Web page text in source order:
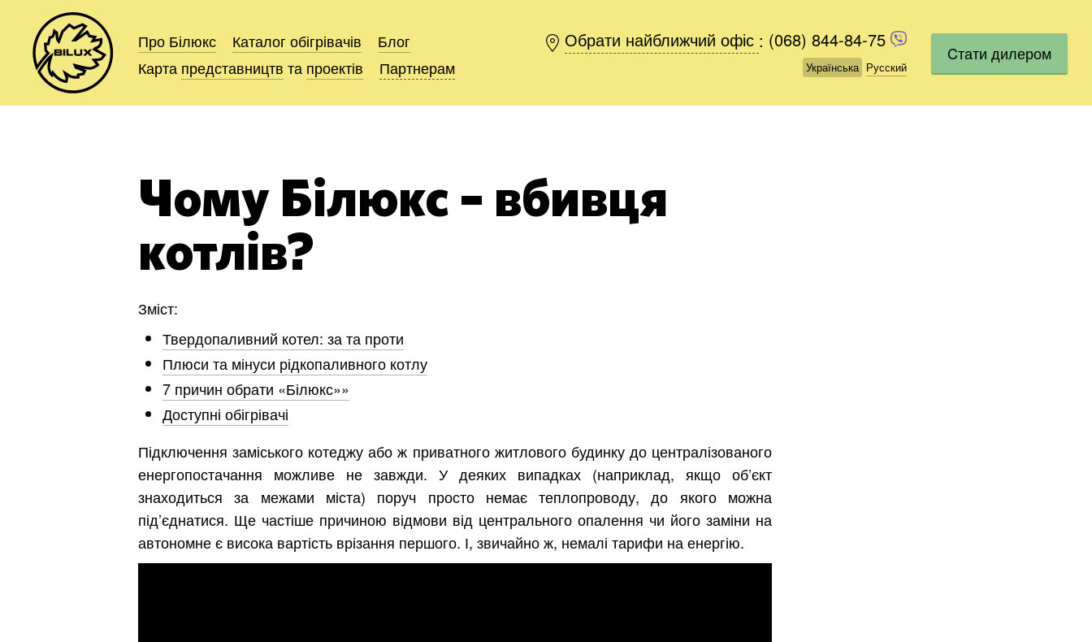
Про Білюкс Каталог обігрівачів
Блог
Карта представництв та проектів Партнерам
Обрати найближчий офіс (068) 844-84-75
Українська Русский
Про Білюкс Каталог обігрівачів
Блог
Карта представництв та проектів Партнерам
Обрати найближчий офіс : (068) 844-84-75
Українська Русский
Cтати дилером
Чому Білюкс – вбивця
котлів?
Зміст:
Твердопаливний котел: за та проти
Плюси та мінуси рідкопаливного котлу
7 причин обрати «Білюкс»»
Доступні обігрівачі
Підключення заміського котеджу або ж приватного житлового будинку до централізованого
енергопостачання можливе не завжди. У деяких випадках (наприклад, якщо об’єкт
знаходиться за межами міста) поруч просто немає теплопроводу, до якого можна
під’єднатися. Ще частіше причиною відмови від центрального опалення чи його заміни на
автономне є висока вартість врізання першого. І, звичайно ж, немалі тарифи на енергію.